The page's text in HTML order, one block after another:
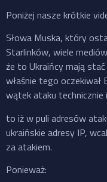
Poniżej nasze krótkie
Słowa Muska, który
Starlinków, wiele mediów
że to Ukraińcy mają
właśnie tego oczekiwał
wątek ataku technicznie
to iż w puli adresów
ukraińskie adresy IP,
za atakiem.
Ponieważ: